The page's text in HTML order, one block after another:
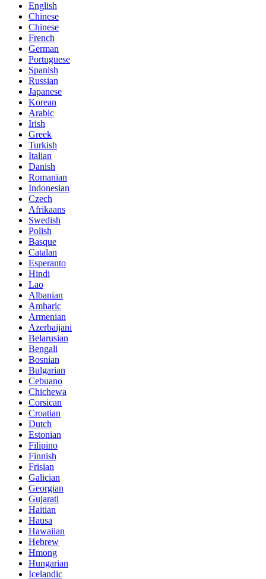
English
Chinese
Chinese
French
German
Portuguese
Spanish
Russian
Japanese
Korean
Arabic
Irish
Greek
Turkish
Italian
Danish
Romanian
Indonesian
Czech
Afrikaans
Swedish
Polish
Basque
Catalan
Esperanto
Hindi
Lao
Albanian
Amharic
Armenian
Azerbaijani
Belarusian
Bengali
Bosnian
Bulgarian
Cebuano
Chichewa
Corsican
Croatian
Dutch
Estonian
Filipino
Finnish
Frisian
Galician
Georgian
Gujarati
Haitian
Hausa
Hawaiian
Hebrew
Hmong
Hungarian
Icelandic